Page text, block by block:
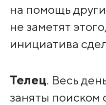
на помощь
не заметят
инициатива
Телец. Весь
заняты поиском